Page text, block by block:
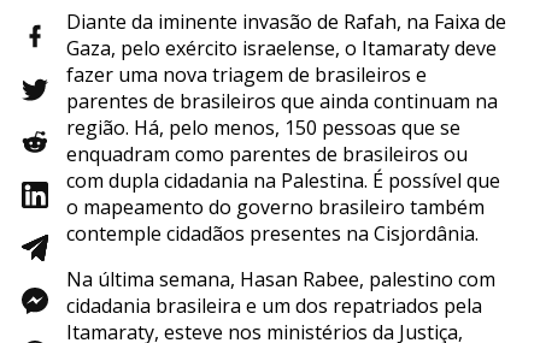
Diante da iminente invasão de Rafah, na Faixa de
Gaza, pelo exército israelense, o Itamaraty deve
fazer uma nova triagem de brasileiros e
parentes de brasileiros que ainda continuam na
região. Há, pelo menos, 150 pessoas que se
enquadram como parentes de brasileiros ou
com dupla cidadania na Palestina. É possível que
o mapeamento do governo brasileiro também
contemple cidadãos presentes na Cisjordânia.
Na última semana, Hasan Rabee, palestino com
cidadania brasileira e um dos repatriados pela
Itamaraty, esteve nos ministérios da Justiça,